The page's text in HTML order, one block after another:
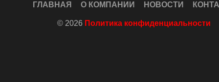
ГЛАВНАЯ О КОМПАНИИ НОВОСТИ
© 2026 Политика конфиденциальности